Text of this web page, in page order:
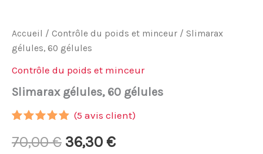
Accueil / Contrôle du poids et minceur / Slimarax
gélules, 60 gélules
Contrôle du poids et minceur
Slimarax gélules, 60 gélules
sur 5
basé sur
(5 avis client)
70,00€ Le
36,30 €Le